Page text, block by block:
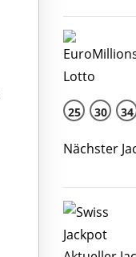
25 30 34
Nächster